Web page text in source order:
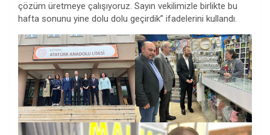
çözüm üretmeye çalışıyoruz. Sayın vekilimizle birlikte bu
hafta sonunu yine dolu dolu geçirdik” ifadelerini kullandı.